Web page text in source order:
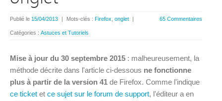
65 Commentaires
Publié le 15/04/2013 | Mots-clés : Firefox onglet |
Catégories : Astuces et Tutoriels
Mise à jour du 30 septembre 2015 : malheureusement, la
méthode décrite dans l'article ci-dessous ne fonctionne
plus à partir de la version 41 de Firefox. Comme l'indique
ce ticket et ce sujet sur le forum de support, l'éditeur a en